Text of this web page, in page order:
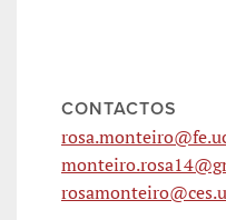
CONTACTOS